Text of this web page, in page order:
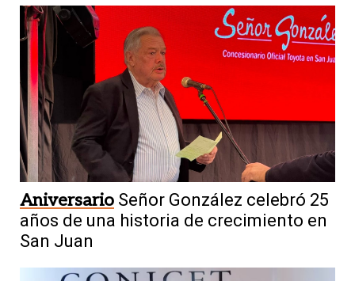
Aniversario Señor González celebró 25
años de una historia de crecimiento en
San Juan